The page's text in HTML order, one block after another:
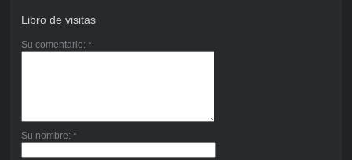
Libro de visitas
Su comentario: *
Su nombre: *